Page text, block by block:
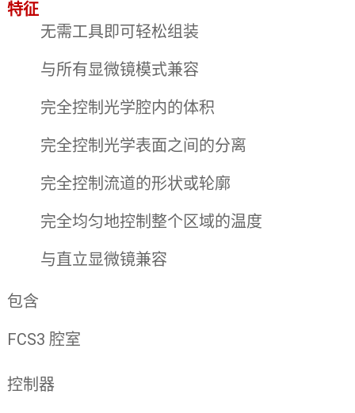
特征
无需工具即可轻松组装
与所有显微镜模式兼容
完全控制光学腔内的体积
完全控制光学表面之间的分离
完全控制流道的形状或轮廓
完全均匀地控制整个区域的温度
与直立显微镜兼容
包含
FCS3 腔室
控制器